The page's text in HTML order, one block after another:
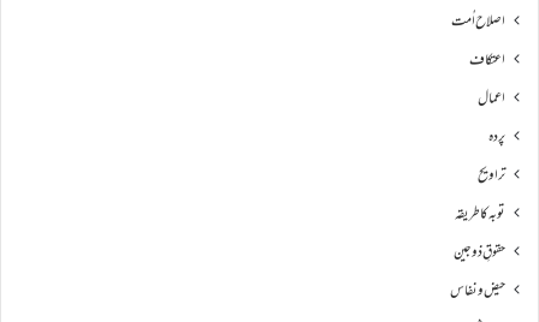
اصلاح اُمت
اعتکاف
اعمال
پردہ
تراویح
توبہ کا طریقہ
حقوقِ ذوجین
حیض و نفاس